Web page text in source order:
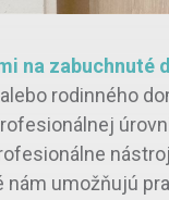
na zabuchnuté
rodinného
nám umožňujú